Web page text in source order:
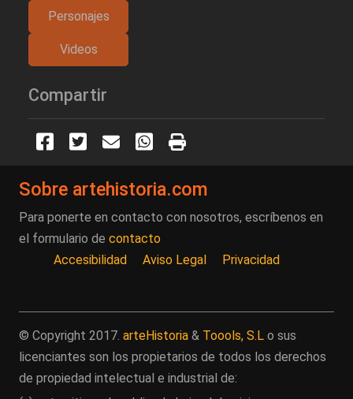
Personajes
Videos
Compartir
Sobre artehistoria.com
Para ponerte en contacto con nosotros, escríbenos en
el formulario de contacto
Accesibilidad
Aviso Legal Privacidad
© Copyright 2017. arteHistoria & Toools, S.L o sus
licenciantes son los propietarios de todos los derechos
de propiedad intelectual e industrial de: